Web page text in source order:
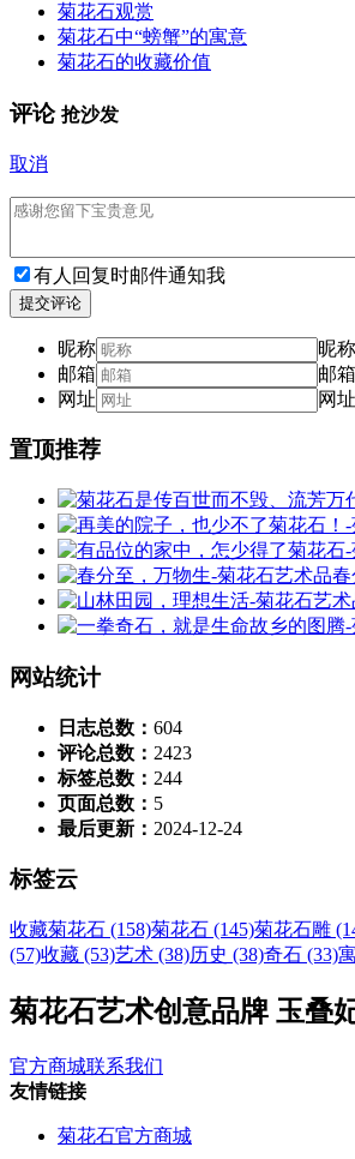
菊花石观赏
菊花石中“螃蟹”的寓意
菊花石的收藏价值
评论 抢沙发
取消
有人回复时邮件通知我
提交评论
昵称
昵
邮箱
邮
网址
网址
置顶推荐
春
网站统计
日志总数： 604
评论总数： 2423
标签总数： 244
页面总数： 5
最后更新： 2024-12-24
标签云
收藏菊花石 (158)菊花石 (145)菊花石雕
(57)收藏 (53)艺术 (38)历史 (38)奇石 (33)
菊花石艺术创意品牌 玉叠
官方商城联系我们
友情链接
菊花石官方商城